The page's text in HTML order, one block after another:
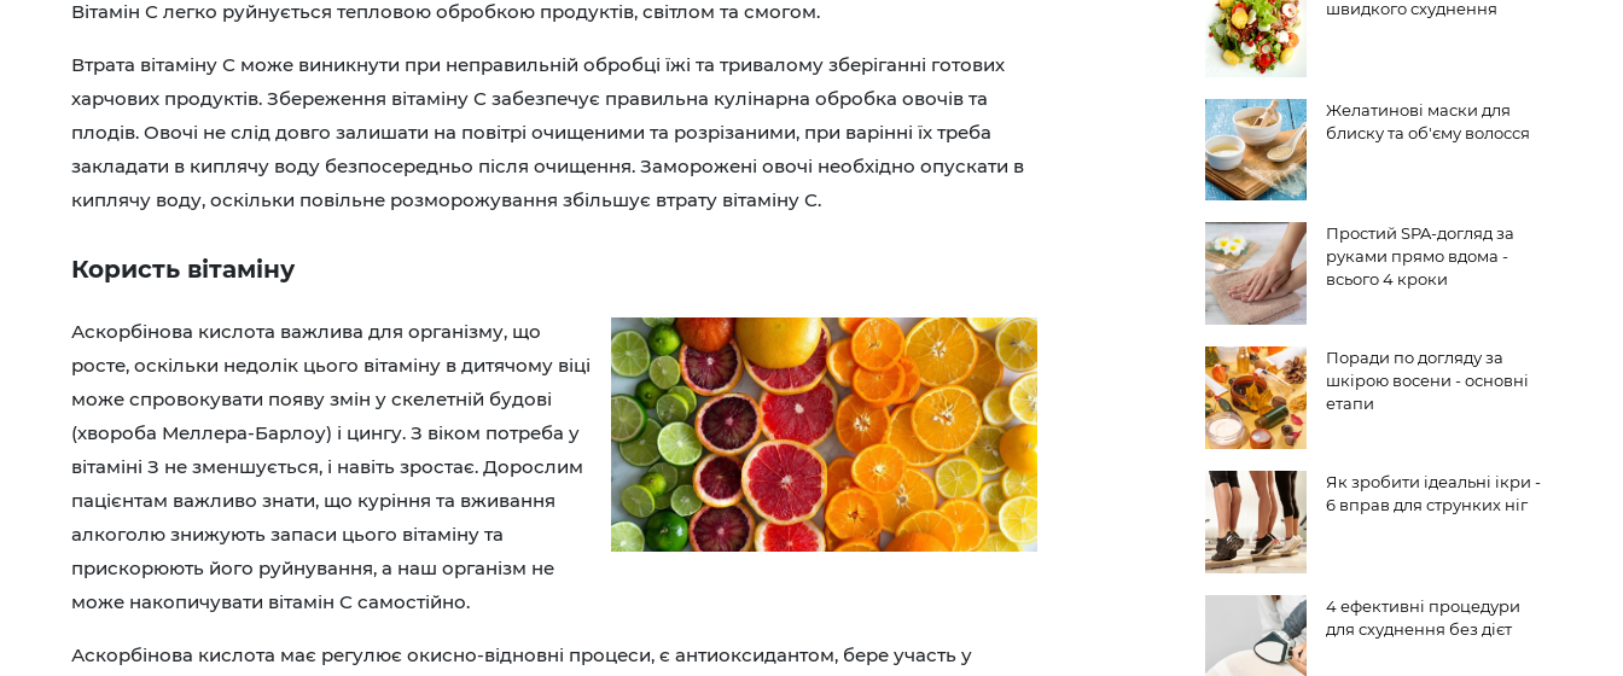
Вітамін С легко руйнується тепловою обробкою продуктів, світлом та смогом.
Втрата вітаміну С може виникнути при неправильній обробці їжі та тривалому зберіганні готових
харчових продуктів. Збереження вітаміну С забезпечує правильна кулінарна обробка овочів та
плодів. Овочі не слід довго залишати на повітрі очищеними та розрізаними, при варінні їх треба
закладати в киплячу воду безпосередньо після очищення. Заморожені овочі необхідно опускати в
киплячу воду, оскільки повільне розморожування збільшує втрату вітаміну С.
Користь вітаміну
Аскорбінова кислота важлива для організму, що
росте, оскільки недолік цього вітаміну в дитячому віці
може спровокувати появу змін у скелетній будові
(хвороба Меллера-Барлоу) і цингу. З віком потреба у
вітаміні З не зменшується, і навіть зростає. Дорослим
пацієнтам важливо знати, що куріння та вживання
алкоголю знижують запаси цього вітаміну та
прискорюють його руйнування, а наш організм не
може накопичувати вітамін С самостійно.
Аскорбінова кислота має регулює окисно-відновні процеси, є антиоксидантом, бере участь у
швидкого схуднення
Желатинові маски для
блиску та об'єму волосся
Простий SPA-догляд за
руками прямо вдома -
всього 4 кроки
Поради по догляду за
шкірою восени - основні
етапи
Як зробити ідеальні ікри -
6 вправ для струнких ніг
4 ефективні процедури
для схуднення без дієт